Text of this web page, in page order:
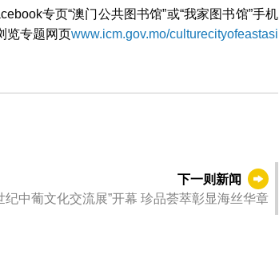
专页“澳门公共图书馆”或“我家图书馆”手机
览专题网页www.icm.gov.mo/culturecityofeastasi
下一则新闻
中葡文化交流展”开幕 珍品荟萃彰显海丝华章